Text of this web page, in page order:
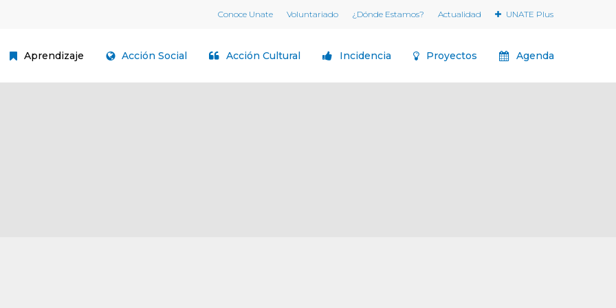
Conoce Unate Voluntariado ¿Dónde Estamos? Actualidad UNATE Plus
Aprendizaje Acción Social Acción Cultural Incidencia Proyectos Agenda